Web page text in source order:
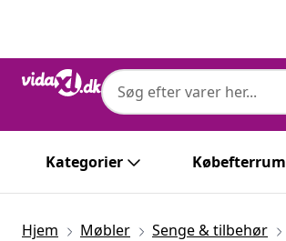
Kategorier Købefterrum
Hjem Møbler Senge & tilbehør